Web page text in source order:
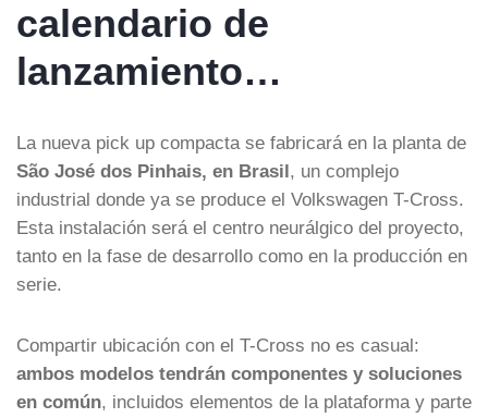
calendario de
lanzamiento…
La nueva pick up compacta se fabricará en la planta de
São José dos Pinhais, en Brasil, un complejo
industrial donde ya se produce el Volkswagen T-Cross.
Esta instalación será el centro neurálgico del proyecto,
tanto en la fase de desarrollo como en la producción en
serie.
Compartir ubicación con el T-Cross no es casual:
ambos modelos tendrán componentes y soluciones
en común, incluidos elementos de la plataforma y parte